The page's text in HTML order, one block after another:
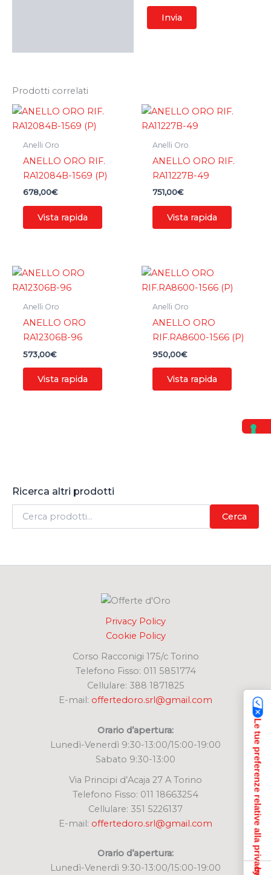
Ricerca altri prodotti
Cerca
Prodotti correlati
Anelli Oro
ANELLO ORO RIF.
RA12084B-1569 (P)
678,00€
Vista rapida
Anelli Oro
ANELLO ORO RIF.
RA11227B-49
751,00€
Vista rapida
Anelli Oro
ANELLO ORO
RA12306B-96
573,00€
Vista rapida
Anelli Oro
ANELLO ORO
RIF.RA8600-1566 (P)
950,00€
Vista rapida
Privacy Policy
Cookie Policy
Corso Racconigi 175/c Torino
Telefono Fisso: 011 5851774
Cellulare: 388 1871825
E-mail: offertedoro.srl@gmail.com
Orario d’apertura:
Lunedì-Venerdì 9:30-13:00/15:00-19:00
Sabato 9:30-13:00
Via Principi d’Acaja 27 A Torino
Telefono Fisso: 011 18663254
Cellulare: 351 5226137
E-mail: offertedoro.srl@gmail.com
Orario d’apertura:
Lunedì-Venerdì 9:30-13:00/15:00-19:00
Le tue preferenze relative alla privacy